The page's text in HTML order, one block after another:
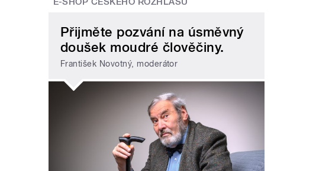
Přijměte pozvání na úsměvný
doušek moudré člověčiny.
František Novotný, moderátor